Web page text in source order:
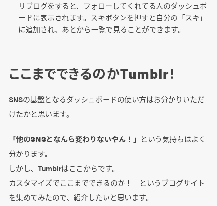
リブログをすると、フォローしてくれてる人のダッシュボ
ードに表示されます。スキボタンを押すと自分の「スキ」
に追加され、あとから一覧で見ることができます。
ここまでできるのかTumblr！
SNSの基盤となるダッシュボードの使い方はお分かりいただ
けたかと思います。
「他のSNSとなんら変わりないやん！」 という気持ちはよく
分かります。
しかし、Tumblrはここからです。
カスタマイズでここまでできるのか！ というブログサイト
を集めてみたので、紹介したいと思います。